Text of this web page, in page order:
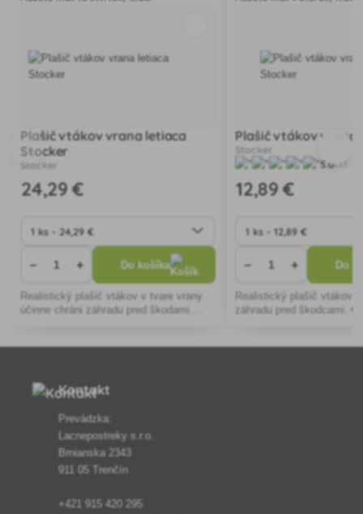
Plašič vtákov vrana letiaca
Stocker
Stocker
24,29 €
− + Do košíka
Realistický plašič vtákov v tvare vrany
účinne chráni záhradu pred škodami.
Plašič vtákov vrana
Stocker
5.0(1)
12,89 €
− + Do
Realistický plašič vtákov
záhradu pred škodcami.
Kontakt
Prevádzka:
Lacnepostreky s.r.o.
Brnianska 2343
911 05 Trenčín
+421 915 420 295